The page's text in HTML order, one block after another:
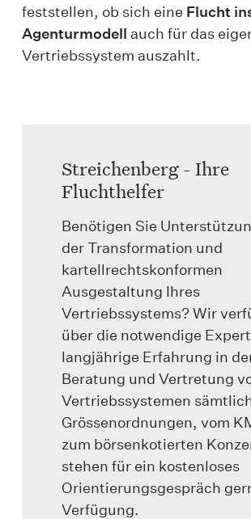
feststellen, ob sich eine Flucht
Agenturmodell auch für das
Vertriebssystem auszahlt.
Streichenberg - Ihre
Fluchthelfer
Benötigen Sie
der Transformation und
kartellrechtskonformen
Ausgestaltung Ihres
Vertriebssystems? Wir
über die notwendige
langjährige Erfahrung in
Beratung und Vertretung
Vertriebssystemen
Grössenordnungen, vom
zum börsenkotierten
stehen für ein kostenloses
Orientierungsgespräch
Verfügung.